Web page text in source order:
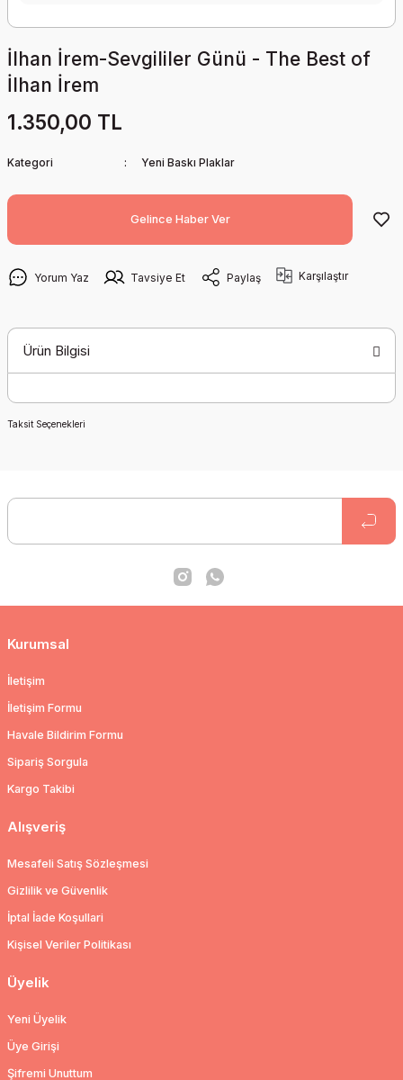
İlhan İrem-Sevgililer Günü - The Best of
İlhan İrem
1.350,00 TL
Kategori Yeni Baskı Plaklar
Gelince Haber Ver
Yorum Yaz Tavsiye Et Paylaş Karşılaştır
Ürün Bilgisi
Taksit Seçenekleri
Kurumsal
İletişim
İletişim Formu
Havale Bildirim Formu
Sipariş Sorgula
Kargo Takibi
Alışveriş
Mesafeli Satış Sözleşmesi
Gizlilik ve Güvenlik
İptal İade Koşullari
Kişisel Veriler Politikası
Üyelik
Yeni Üyelik
Üye Girişi
Şifremi Unuttum